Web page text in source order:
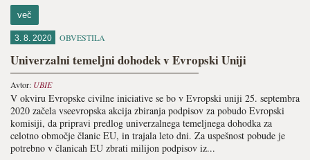
več
3. 8. 2020 OBVESTILA
Univerzalni temeljni dohodek v Evropski Uniji
Avtor: UBIE
V okviru Evropske civilne iniciative se bo v Evropski uniji 25. septembra
2020 začela vseevropska akcija zbiranja podpisov za pobudo Evropski
komisiji, da pripravi predlog univerzalnega temeljnega dohodka za
celotno območje članic EU, in trajala leto dni. Za uspešnost pobude je
potrebno v članicah EU zbrati milijon podpisov iz...